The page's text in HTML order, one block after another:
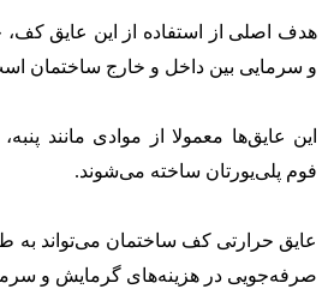
هدف اصلی از استفاده از این عایق کف،
و سرمایی بین داخل و خارج ساختمان
این عایق‌ها معمولا از موادی مانند
فوم پلی‌یورتان ساخته می‌شوند.
عایق حرارتی کف ساختمان می‌تواند به
صرفه‌جویی در هزینه‌های گرمایش و